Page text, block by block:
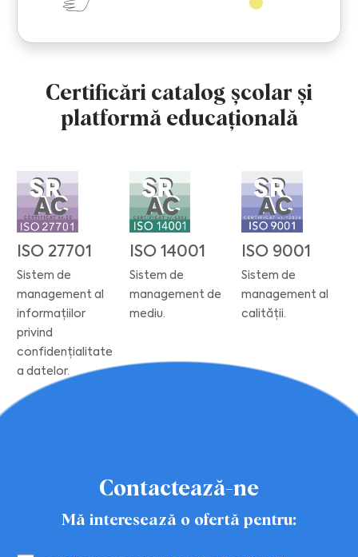
Certificări catalog școlar și
platformă educațională
ISO 27701
Sistem de
management al
informațiilor
privind
confidențialitate
a datelor.
ISO 14001
Sistem de
management de
mediu.
ISO 9001
Sistem de
management al
calității.
Contactează-ne
Mă interesează o ofertă pentru: